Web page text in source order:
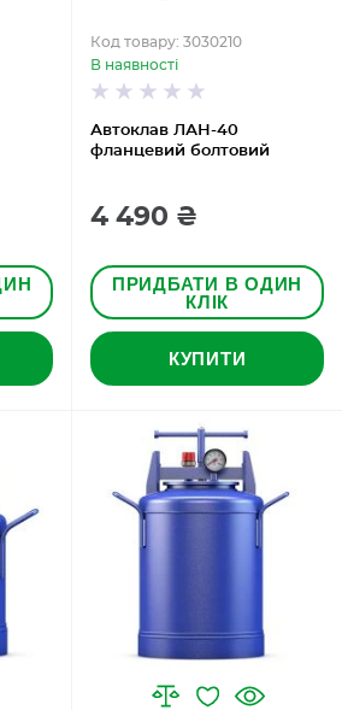
Автоклав ЛАН-40
фланцевий болтовий
Код товару: 3030210
В наявності
4 490 ₴
ПРИДБАТИ В ОДИН
КЛІК
КУПИТИ